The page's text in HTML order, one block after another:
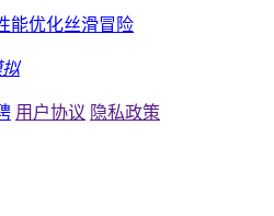
能优化丝滑冒险
用户协议 隐私政策